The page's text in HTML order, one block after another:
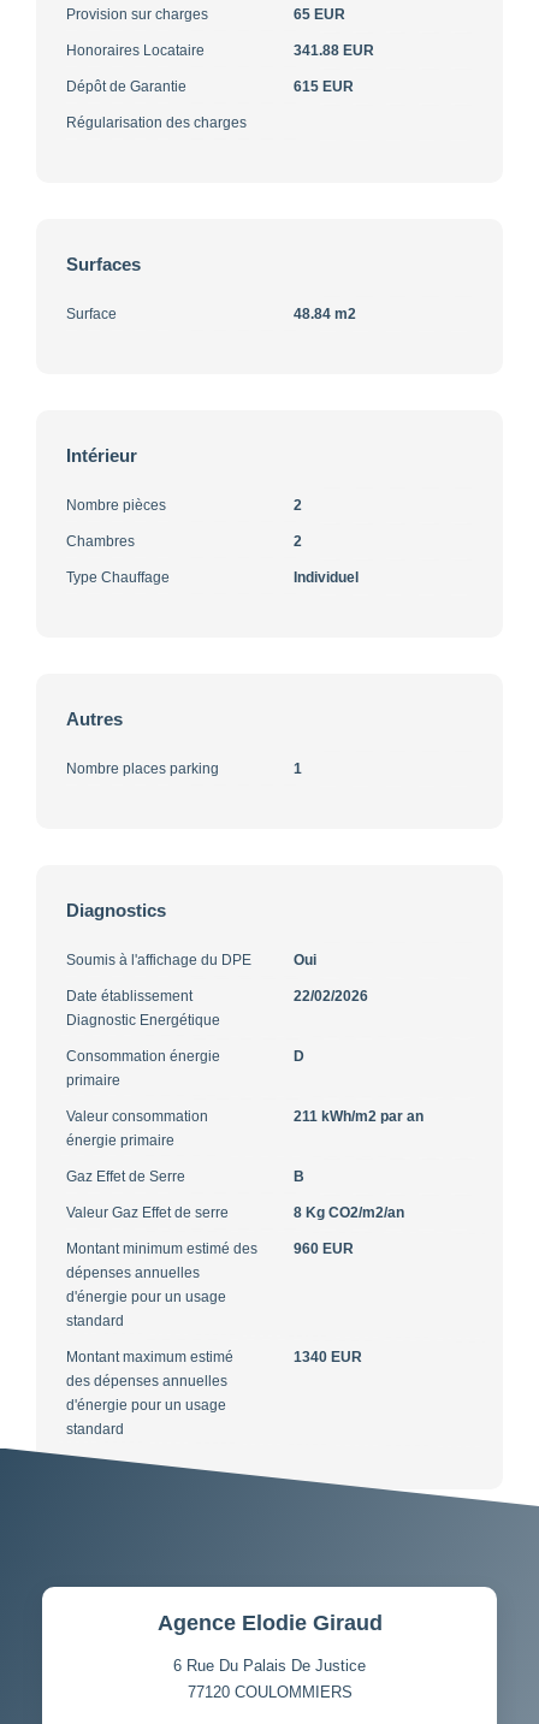
Provision sur charges 65 EUR
Honoraires Locataire 341.88 EUR
Dépôt de Garantie 615 EUR
Régularisation des charges
Surfaces
Surface 48.84 m2
Intérieur
Nombre pièces 2
Chambres 2
Type Chauffage Individuel
Autres
Nombre places parking 1
Diagnostics
Soumis à l'affichage du DPE Oui
Date établissement
Diagnostic Energétique
22/02/2026
Consommation énergie
primaire
D
Valeur consommation
énergie primaire
211 kWh/m2 par an
Gaz Effet de Serre B
Valeur Gaz Effet de serre 8 Kg CO2/m2/an
Montant minimum estimé des
dépenses annuelles
d'énergie pour un usage
standard
960 EUR
Montant maximum estimé
des dépenses annuelles
d'énergie pour un usage
standard
1340 EUR
Agence Elodie Giraud
6 Rue Du Palais De Justice
77120 COULOMMIERS